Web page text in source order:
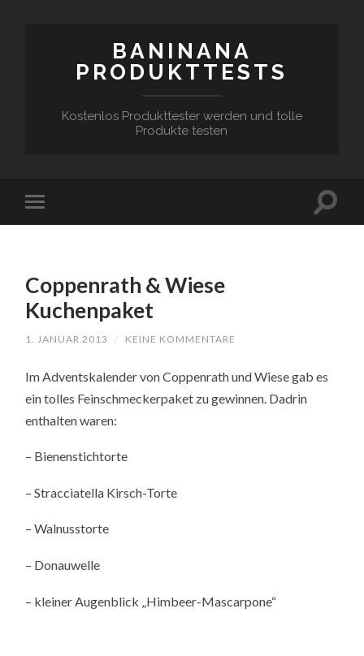
BANINANA
PRODUKTTESTS
Kostenlos Produkttester werden und tolle
Produkte testen
Coppenrath & Wiese
Kuchenpaket
1. JANUAR 2013 / KEINE KOMMENTARE
Im Adventskalender von Coppenrath und Wiese gab es
ein tolles Feinschmeckerpaket zu gewinnen. Dadrin
enthalten waren:
– Bienenstichtorte
– Stracciatella Kirsch-Torte
– Walnusstorte
– Donauwelle
– kleiner Augenblick „Himbeer-Mascarpone“